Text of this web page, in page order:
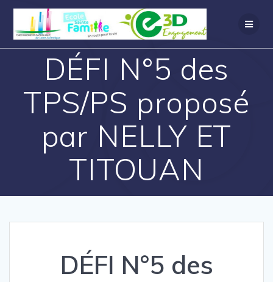
DÉFI N°5 des
TPS/PS proposé
par NELLY ET
TITOUAN
DÉFI N°5 des